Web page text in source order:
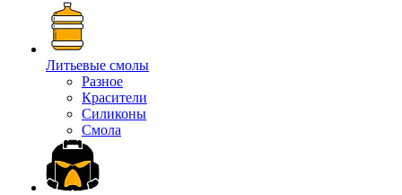
Литьевые смолы
Разное
Красители
Силиконы
Смола